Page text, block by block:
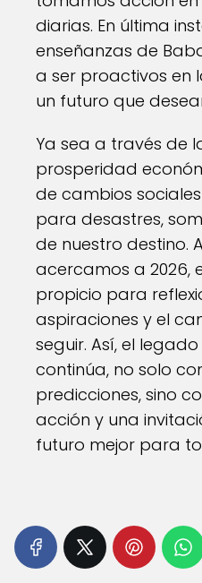
diarias. En última
enseñanzas de
a ser proactivos en
un futuro que
Ya sea a través de
prosperidad
de cambios
para desastres,
de nuestro destino.
acercamos a 2026,
propicio para
aspiraciones y el
seguir. Así, el
continúa, no solo
predicciones, sino
acción y una
futuro mejor para